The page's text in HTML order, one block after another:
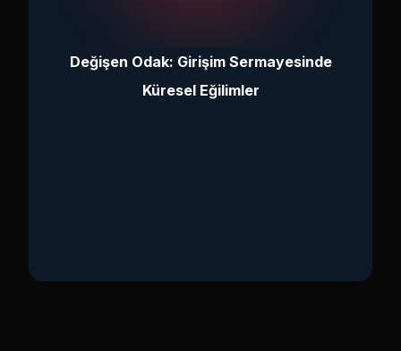
Değişen Odak: Girişim Sermayesinde
Küresel Eğilimler